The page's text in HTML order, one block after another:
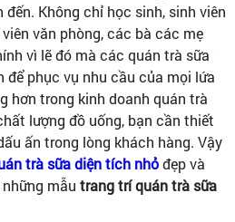
Không chỉ học sinh, sinh viên
văn phòng, các bà các mẹ
vì lẽ đó mà các quán trà sữa
để phục vụ nhu cầu của mọi lứa
hơn trong kinh doanh quán trà
lượng đồ uống, bạn cần thiết
ấn trong lòng khách hàng. Vậy
trà sữa diện tích nhỏđẹp và
mẫu trang trí quán trà sữa